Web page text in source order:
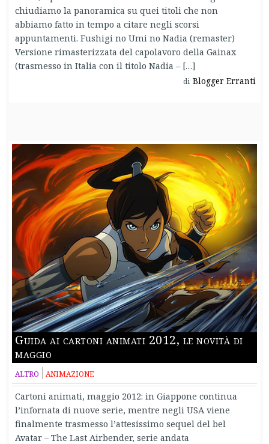
chiudiamo la panoramica su quei titoli che non
abbiamo fatto in tempo a citare negli scorsi
appuntamenti. Fushigi no Umi no Nadia (remaster)
Versione rimasterizzata del capolavoro della Gainax
(trasmesso in Italia con il titolo Nadia – […]
di Blogger Erranti
Guida ai cartoni animati 2012, le novità di
maggio
ALTRO ANIMAZIONE
Cartoni animati, maggio 2012: in Giappone continua
l’infornata di nuove serie, mentre negli USA viene
finalmente trasmesso l’attesissimo sequel del bel
Avatar – The Last Airbender, serie andata